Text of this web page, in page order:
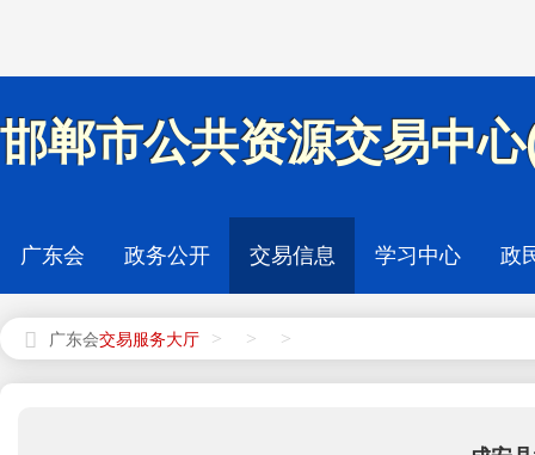
邯郸市公共资源交易中
广东会 政务公开 交易信息 学习中心 政
广东会 > > >